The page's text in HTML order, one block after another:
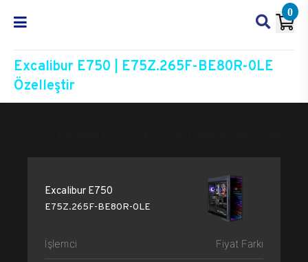
0
Excalibur E750 | E75Z.265F-BE80R-0LE
Özelleştir
Excalibur E750
E75Z.265F-BE80R-0LE
İşlemci Fiyat Farkı